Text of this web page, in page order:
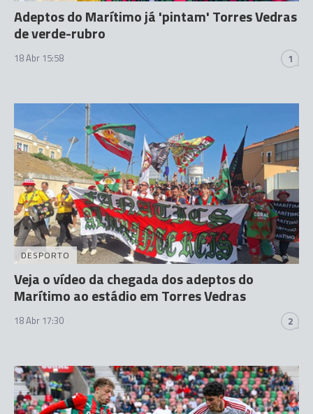
Adeptos do Marítimo já 'pintam' Torres Vedras
de verde-rubro
18 Abr 15:58 1
DESPORTO
Veja o vídeo da chegada dos adeptos do
Marítimo ao estádio em Torres Vedras
18 Abr 17:30 2